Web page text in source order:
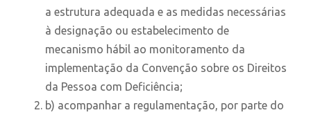
a estrutura adequada e as medidas necessárias
à designação ou estabelecimento de
mecanismo hábil ao monitoramento da
implementação da Convenção sobre os Direitos
da Pessoa com Deficiência;
b) acompanhar a regulamentação, por parte do